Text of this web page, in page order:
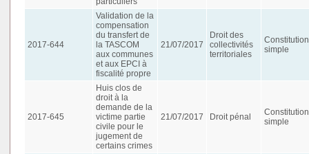
2017-644
Validation de la
compensation
du transfert de
la TASCOM
aux communes
et aux EPCI à
fiscalité propre
21/07/2017
Droit des
collectivités
territoriales
simple
2017-645
Huis clos de
droit à la
demande de la
victime partie
civile pour le
jugement de
certains crimes
21/07/2017 Droit pénal
simple